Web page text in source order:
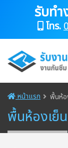
รับทํ
โทร.
หน้าแรก พื้นห้อ
พื้นห้องเย็น